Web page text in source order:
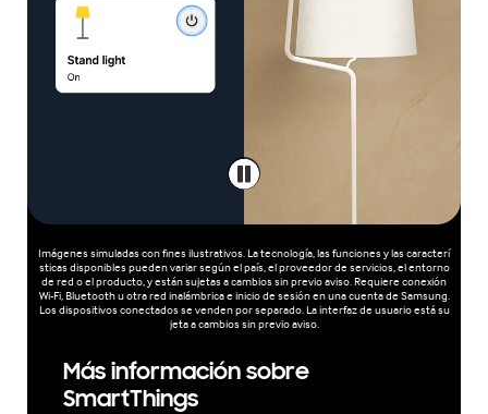
Imágenes simuladas con fines ilustrativos. La tecnología, las funciones y las caracterí
sticas disponibles pueden variar según el país, el proveedor de servicios, el entorno
de red o el producto, y están sujetas a cambios sin previo aviso. Requiere conexión
Wi-Fi, Bluetooth u otra red inalámbrica e inicio de sesión en una cuenta de Samsung.
Los dispositivos conectados se venden por separado. La interfaz de usuario está su
jeta a cambios sin previo aviso.
Más información sobre
SmartThings